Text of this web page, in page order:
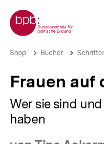
zum
Seiteninhalt
springen
Zur Startseite der bpb
Frauen
Flucht
bpb.de
Brotkrümelnavigation
Shop Bücher
Frauen auf
Wer sie sind
haben